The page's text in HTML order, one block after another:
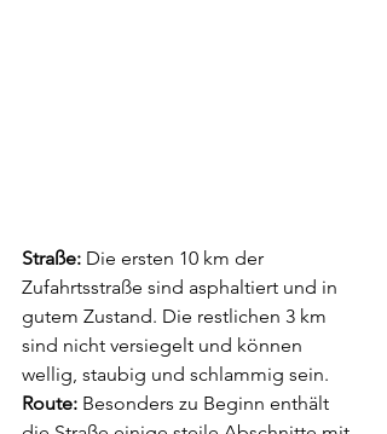
Straße: Die ersten 10 km der
Zufahrtsstraße sind asphaltiert und in
gutem Zustand. Die restli­chen 3 km
sind nicht versiegelt und können
wellig, staubig und schlammig sein.
Route: Besonders zu Beginn enthält